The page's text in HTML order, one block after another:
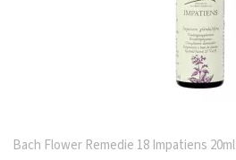
Bach Flower Remedie 18 Impatiens 20ml